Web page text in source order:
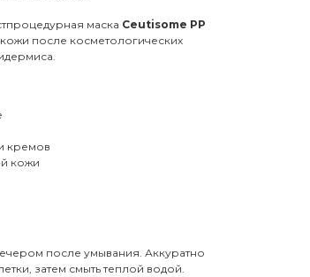
маска Ceutisome PP
после косметологических
кремов
кожи
после умывания. Аккуратно
затем смыть теплой водой.